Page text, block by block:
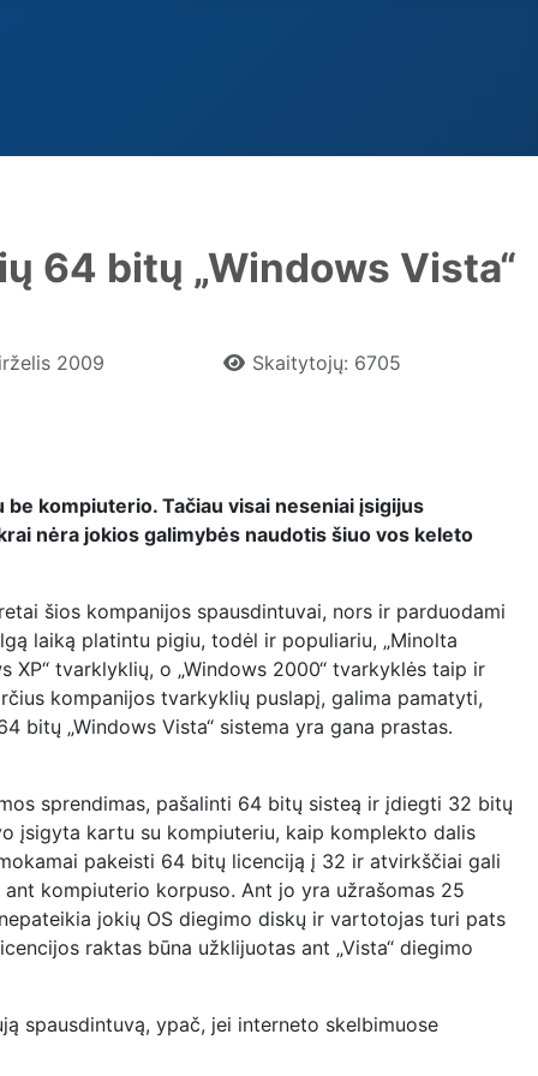
64 bitų „Windows Vista“
2009 Skaitytojų: 6705
kompiuterio. Tačiau visai neseniai įsigijus
nėra jokios galimybės naudotis šiuo vos keleto
šios kompanijos spausdintuvai, nors ir parduodami
laiką platintu pigiu, todėl ir populiariu, „Minolta
XP“ tvarklyklių, o „Windows 2000“ tvarkyklės taip ir
kompanijos tvarkyklių puslapį, galima pamatyti,
bitų „Windows Vista“ sistema yra gana prastas.
sprendimas, pašalinti 64 bitų sisteą ir įdiegti 32 bitų
įsigyta kartu su kompiuteriu, kaip komplekto dalis
pakeisti 64 bitų licenciją į 32 ir atvirkščiai gali
kompiuterio korpuso. Ant jo yra užrašomas 25
jokių OS diegimo diskų ir vartotojas turi pats
raktas būna užklijuotas ant „Vista“ diegimo
spausdintuvą, ypač, jei interneto skelbimuose